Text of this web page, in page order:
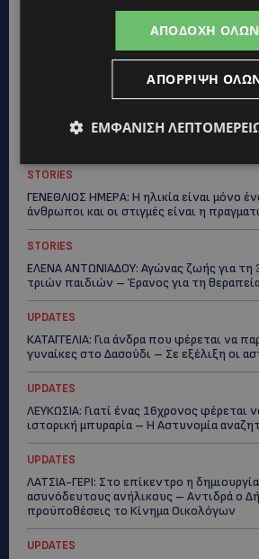
ΙΣΑΑΚ-ΣΟΛΩΜΟΥ: Κλείνουν συμβολικά
ΣΥΛΛΗΨΕΙΣ: 161 οδηγοί με υπερβολική
STORIES
ΓΕΝΕΘΛΙΟΣ ΗΜΕΡΑ: Η ηλικία είναι μόνο
άνθρωποι και οι στιγμές είναι η
STORIES
ΕΛΕΝΑ ΑΝΤΩΝΙΑΔΟΥ: Αγώνας ζωής για τη
τριών παιδιών – Έρανος για τη
UPDATES
ΚΑΤΑΓΓΕΛΙΑ: Για άνδρα που φέρεται να
γυναίκες στο Δασούδι – Σε εξέλιξη οι
UPDATES
ΛΕΥΚΩΣΙΑ: Γιατί ένας 16χρονος φέρεται
ιστορική μπυραρία – Η Αστυνομία
UPDATES
ΛΑΤΣΙΑ-ΓΕΡΙ: Στο επίκεντρο η
ασυνόδευτους ανήλικους – Αντιδρά ο
προϋποθέσεις το Κίνημα Οικολόγων
UPDATES
ΑΠΟΔΟΧΉ ΌΛΩΝ
ΑΠΌΡΡΙΨΗ
ΕΜΦΆΝΙΣΗ